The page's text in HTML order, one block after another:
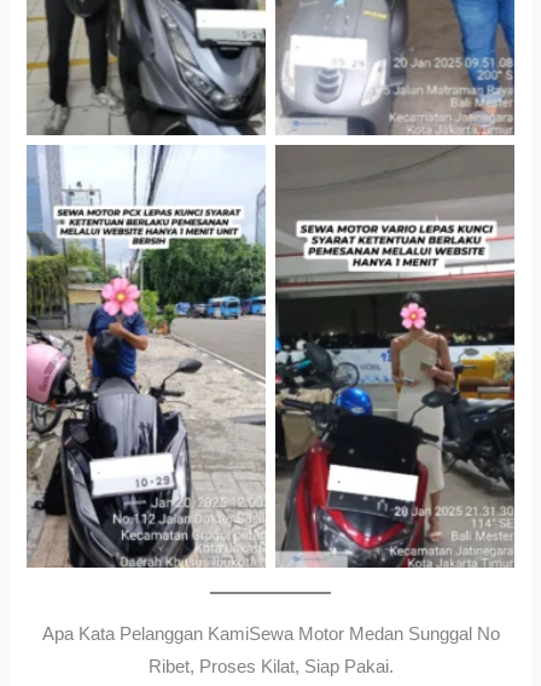
Antar Jemput Kendaraan
Cityplaza Jatinegara
Gedung Parkir P6ASewa
Motor Medan Sunggal No
Ribet, Proses Kilat, Siap
Pakai.
Apa Kata Pelanggan KamiSewa Motor Medan Sunggal No
Ribet, Proses Kilat, Siap Pakai.